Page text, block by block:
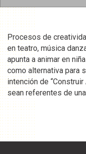
Procesos de
en teatro, música
apunta a animar en
como alternativa para
intención de
sean referentes de